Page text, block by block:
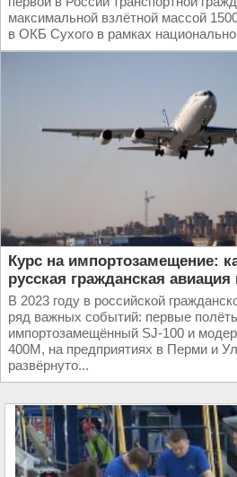
максимальной взлётной массой
в ОКБ Сухого в рамках
Курс на импортозамещение:
русская гражданская авиация
В 2023 году в российской
ряд важных событий: первые
импортозамещённый SJ-100 и
400М, на предприятиях в Перми и
развёрнуто...